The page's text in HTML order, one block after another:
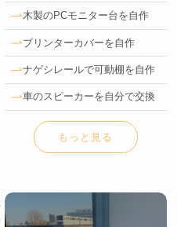
木製のPCモニター台を自作
プリンターカバーを自作
ナゲシレールで可動棚を自作
車のスピーカーを自分で交換
もっと見る